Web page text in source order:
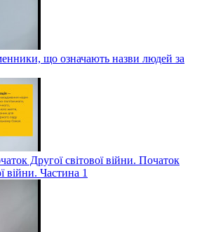
що означають назви людей за
Другої світової війни. Початок
війни. Частина 1